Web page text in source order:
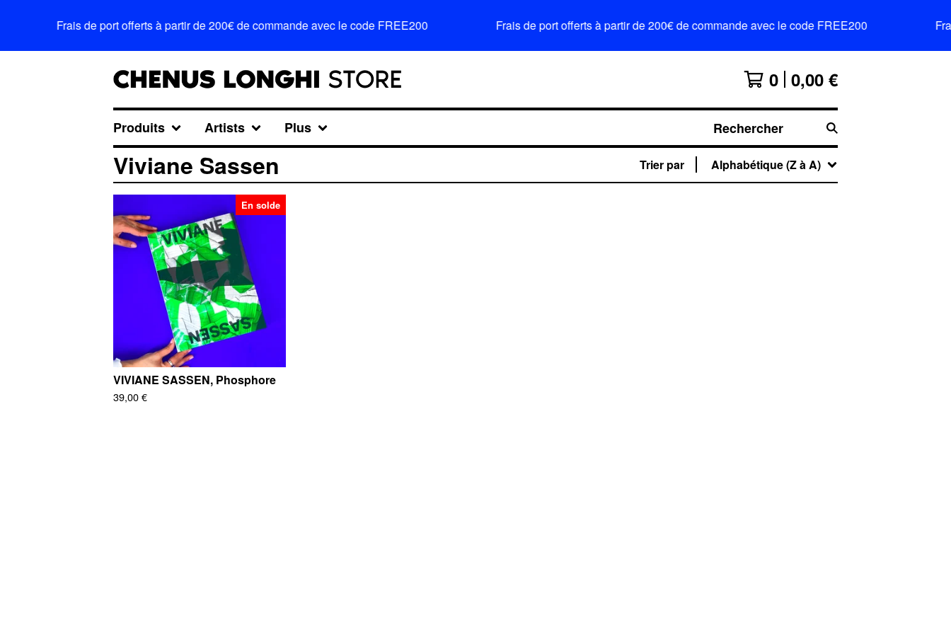
Frais de port offerts à partir de 200€ de commande avec le code FREE200 Frais de port offerts à partir de 200€ de commande avec le code FREE200
0 0,00 €
Produits Artists Plus Rechercher
Viviane Sassen Trier par Alphabétique (Z à A)
En solde
VIVIANE SASSEN, Phosphore
39,00€